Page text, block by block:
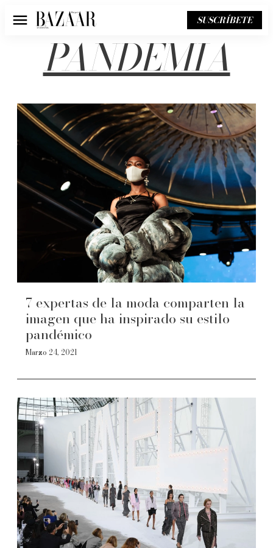
Menú SUSCRÍBETE
PANDEMIA
7 expertas de la moda comparten la
imagen que ha inspirado su estilo
pandémico
Marzo 24, 2021